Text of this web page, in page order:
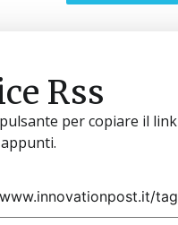
Rss
per copiare il link
appunti.